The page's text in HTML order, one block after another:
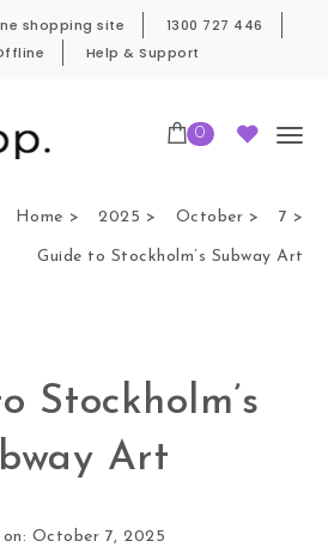
shopping site
1300 727 446
Help & Support
0
Home 2025 October 7
Guide to Stockholm’s Subway Art
Stockholm’s
Art
on: October 7, 2025